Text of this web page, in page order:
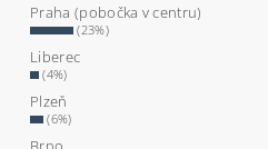
Praha (pobočka v centru)
(23%)
Liberec
(4%)
Plzeň
(6%)